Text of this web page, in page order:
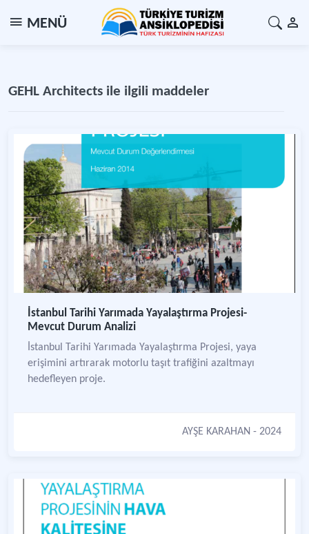
MENÜ
GEHL Architects ile ilgili maddeler
İstanbul Tarihi Yarımada Yayalaştırma Projesi-
Mevcut Durum Analizi
İstanbul Tarihi Yarımada Yayalaştırma Projesi, yaya
erişimini artırarak motorlu taşıt trafiğini azaltmayı
hedefleyen proje.
AYŞE KARAHAN - 2024